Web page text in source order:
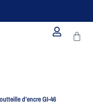
d’encre GI-46